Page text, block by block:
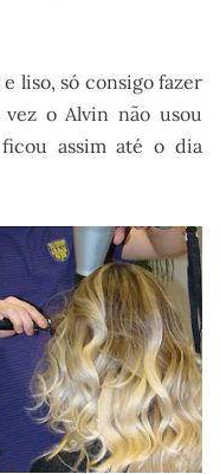
liso, só consigo fazer
o Alvin não usou
assim até o dia